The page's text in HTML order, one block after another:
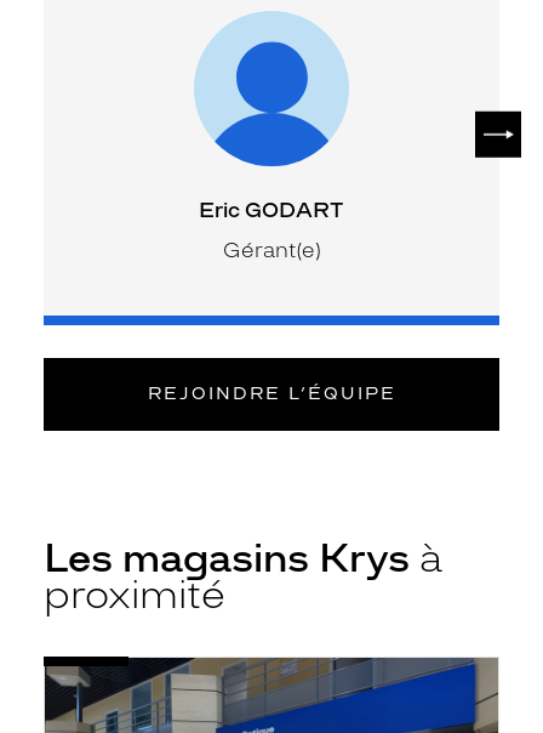
Eric GODART
Gérant(e)
REJOINDRE L’ÉQUIPE
Les magasins Krys à
proximité
Opticien
Besançon
Voir
fiche